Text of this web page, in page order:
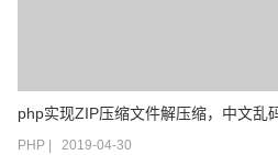
php实现ZIP压缩文件解压缩，中文乱
PHP 2019-04-30